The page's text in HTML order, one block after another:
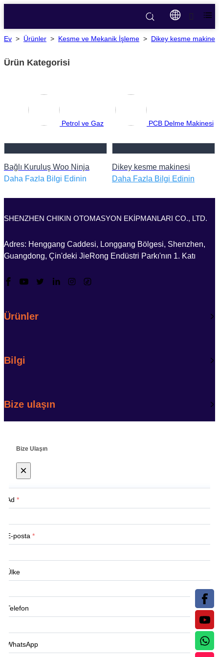
Ev > Ürünler > Kesme ve Mekanik İşleme > Dikey kesme
Ürün Kategorisi
Petrol ve Gaz PCB Delme Makinesi
Bağlı Kuruluş Woo Ninja
Daha Fazla Bilgi Edinin
Dikey kesme makinesi
Daha Fazla Bilgi Edinin
SHENZHEN CHIKIN OTOMASYON EKİPMANLARI CO., LTD.
Adres: Henggang Caddesi, Longgang Bölgesi, Shenzhen,
Guangdong, Çin'deki JieRong Endüstri Parkı'nın 1. Katı
Ürünler
Bilgi
Bize ulaşın
Bize Ulaşın
×
Ad *
E-posta *
Ülke
Telefon
WhatsApp